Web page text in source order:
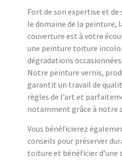
Fort de son expertise et de
le domaine de la peinture,
couverture est à votre
une peinture toiture
dégradations
Notre peinture vernis,
garantit un travail de
règles de l’art et
notamment grâce à notre
Vous bénéficierez
conseils pour préserver
toiture et bénéficier d’une